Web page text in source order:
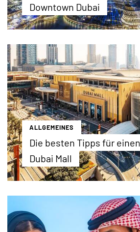
Downtown Dubai
"The Centre of Now"! Downtown
Metropole Dubai so berühmt
Khalifa bis zum Dubai Fountain: Bei
Entdeckungsreise durch das
Superlative lernen Sie nicht nur
Sehenswürdigkeiten, sondern
Geheimtipps kennen, die den
Stadtzentrums so einzigartig
ALLGEMEINES
Die besten Tipps für
Dubai Mall
1,1 Millionen Quadratmeter, über
vier Etagen und über 220
und Fakten der Dubai Mall sind
ergreifend rekordverdächtig. Wer